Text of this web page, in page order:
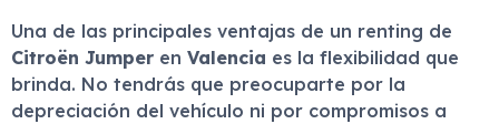
Una de las principales ventajas de un renting de
Citroën Jumper en Valencia es la flexibilidad que
brinda. No tendrás que preocuparte por la
depreciación del vehículo ni por compromisos a